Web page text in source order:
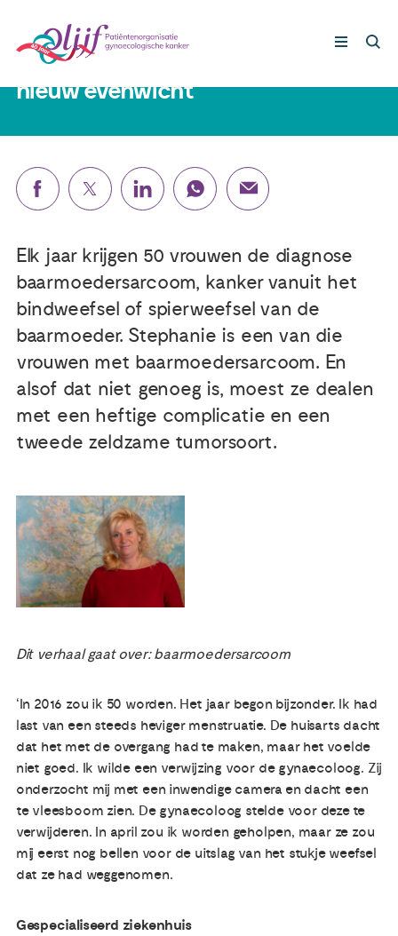
Nieuws
Agenda
Publicaties
Ervaringsdeskundigheid
Over ons
Contact
Lotgenoten
Steun ons
Stephanie (55) had
baarmoedersarcoom: 'Naar een
nieuw evenwicht'
Elk jaar krijgen 50 vrouwen de diagnose
baarmoedersarcoom, kanker vanuit het
bindweefsel of spierweefsel van de
baarmoeder. Stephanie is een van die
vrouwen met baarmoedersarcoom. En
alsof dat niet genoeg is, moest ze dealen
met een heftige complicatie en een
tweede zeldzame tumorsoort.
Dit verhaal gaat over: baarmoedersarcoom
‘In 2016 zou ik 50 worden. Het jaar begon bijzonder. Ik had
last van een steeds heviger menstruatie. De huisarts dacht
dat het met de overgang had te maken, maar het voelde
niet goed. Ik wilde een verwijzing voor de gynaecoloog. Zij
onderzocht mij met een inwendige camera en dacht een
te vleesboom zien. De gynaecoloog stelde voor deze te
verwijderen. In april zou ik worden geholpen, maar ze zou
mij eerst nog bellen voor de uitslag van het stukje weefsel
dat ze had weggenomen.
Gespecialiseerd ziekenhuis